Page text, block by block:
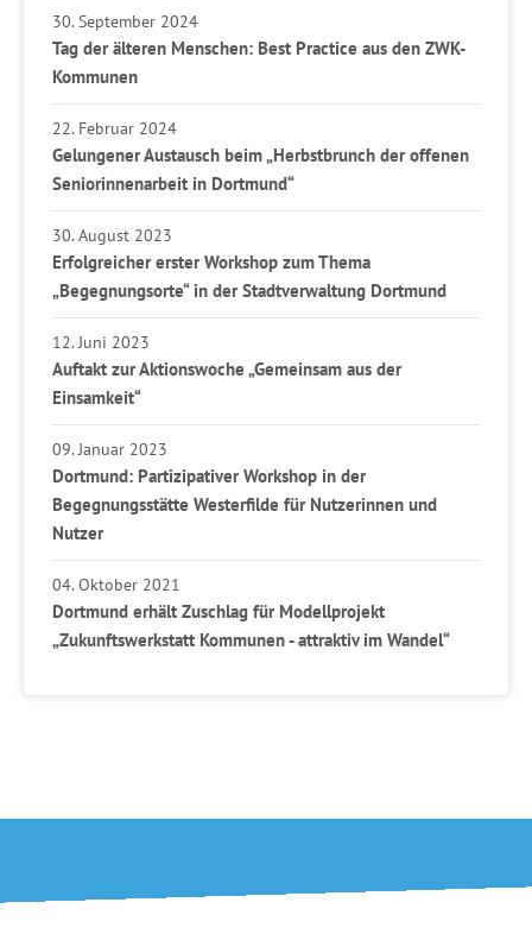
30. September 2024
Tag der älteren Menschen: Best Practice aus den ZWK-
Kommunen
22. Februar 2024
Gelungener Austausch beim „Herbstbrunch der offenen
Seniorinnenarbeit in Dortmund“
30. August 2023
Erfolgreicher erster Workshop zum Thema
„Begegnungsorte“ in der Stadtverwaltung Dortmund
12. Juni 2023
Auftakt zur Aktionswoche „Gemeinsam aus der
Einsamkeit“
09. Januar 2023
Dortmund: Partizipativer Workshop in der
Begegnungsstätte Westerfilde für Nutzerinnen und
Nutzer
04. Oktober 2021
Dortmund erhält Zuschlag für Modellprojekt
„Zukunftswerkstatt Kommunen - attraktiv im Wandel“